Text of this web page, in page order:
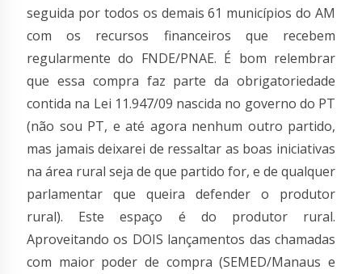
seguida por todos os demais 61 municípios do AM
com os recursos financeiros que recebem
regularmente do FNDE/PNAE. É bom relembrar
que essa compra faz parte da obrigatoriedade
contida na Lei 11.947/09 nascida no governo do PT
(não sou PT, e até agora nenhum outro partido,
mas jamais deixarei de ressaltar as boas iniciativas
na área rural seja de que partido for, e de qualquer
parlamentar que queira defender o produtor
rural). Este espaço é do produtor rural.
Aproveitando os DOIS lançamentos das chamadas
com maior poder de compra (SEMED/Manaus e